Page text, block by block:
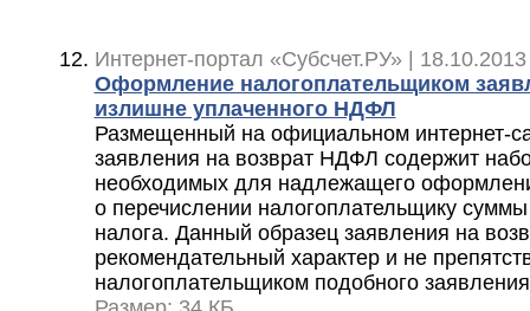
Интернет-портал «Субсчет.РУ» |
Оформление налогоплательщиком
излишне уплаченного НДФЛ
Размещенный на официальном интернет-
заявления на возврат НДФЛ содержит
необходимых для надлежащего
о перечислении налогоплательщику
налога. Данный образец заявления на
рекомендательный характер и не
налогоплательщиком подобного